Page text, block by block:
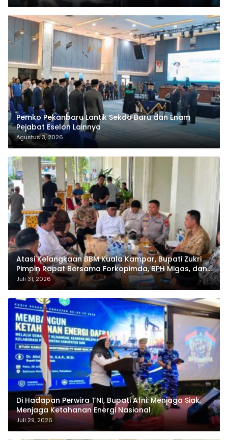
Pemko Pekanbaru Lantik Sekda Baru dan Enam
Pejabat Eselon Lainnya
Agustus 3, 2026
Atasi Kelangkaan BBM Kuala Kampar, Bupati Zukri
Pimpin Rapat Bersama Forkopimda, BPH Migas, dan
Pertamina
Juli 31, 2026
Di Hadapan Perwira TNI, Bupati Afni: Menjaga Siak,
Menjaga Ketahanan Energi Nasional
Juli 29, 2026